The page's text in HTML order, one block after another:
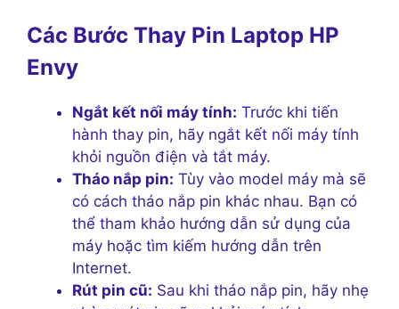
Các Bước Thay Pin Laptop HP
Envy
Ngắt kết nối máy tính: Trước khi tiến
hành thay pin, hãy ngắt kết nối máy tính
khỏi nguồn điện và tắt máy.
Tháo nắp pin: Tùy vào model máy mà sẽ
có cách tháo nắp pin khác nhau. Bạn có
thể tham khảo hướng dẫn sử dụng của
máy hoặc tìm kiếm hướng dẫn trên
Internet.
Rút pin cũ: Sau khi tháo nắp pin, hãy nhẹ